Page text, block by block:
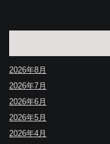
2026年8月
2026年7月
2026年6月
2026年5月
2026年4月